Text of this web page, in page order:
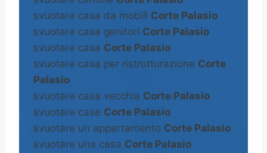
svuotare casa da mobili Corte Palasio
svuotare casa genitori Corte Palasio
svuotare casa Corte Palasio
svuotare casa per ristrutturazione Corte
Palasio
svuotare casa vecchia Corte Palasio
svuotare case Corte Palasio
svuotare un appartamento Corte Palasio
svuotare una casa Corte Palasio